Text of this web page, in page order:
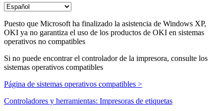
Puesto que Microsoft ha finalizado la asistencia de Windows XP,
OKI ya no garantiza el uso de los productos de OKI en sistemas
operativos no compatibles
Si no puede encontrar el controlador de la impresora, consulte los
sistemas operativos compatibles
Página de sistemas operativos compatibles >
Controladores y herramientas: Impresoras de etiquetas